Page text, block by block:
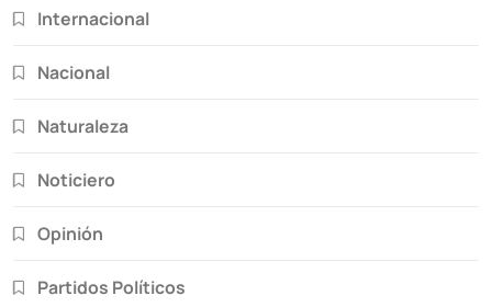
Internacional
Nacional
Naturaleza
Noticiero
Opinión
Partidos Políticos